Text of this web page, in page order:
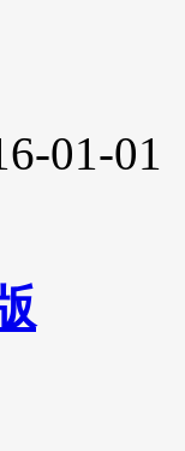
01-01